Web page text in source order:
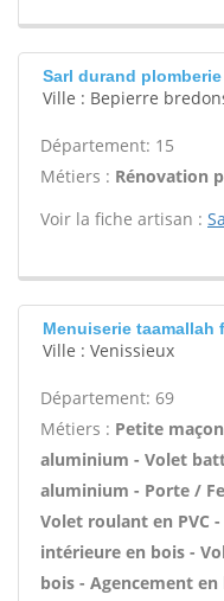
Sarl durand plomberie
Ville : Bepierre
Département: 15
Métiers : Rénovation
Voir la fiche artisan :
Menuiserie taamallah
Ville : Venissieux
Département: 69
Métiers : Petite
aluminium - Volet
aluminium - Porte /
Volet roulant en PVC
intérieure en bois -
bois - Agencement